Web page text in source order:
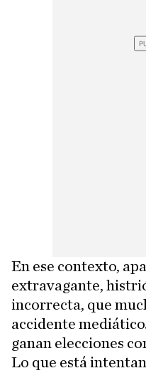
En ese contexto,
extravagante,
incorrecta, que
accidente
ganan elecciones
Lo que está